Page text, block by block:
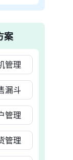
案
管理
漏斗
管理
管理